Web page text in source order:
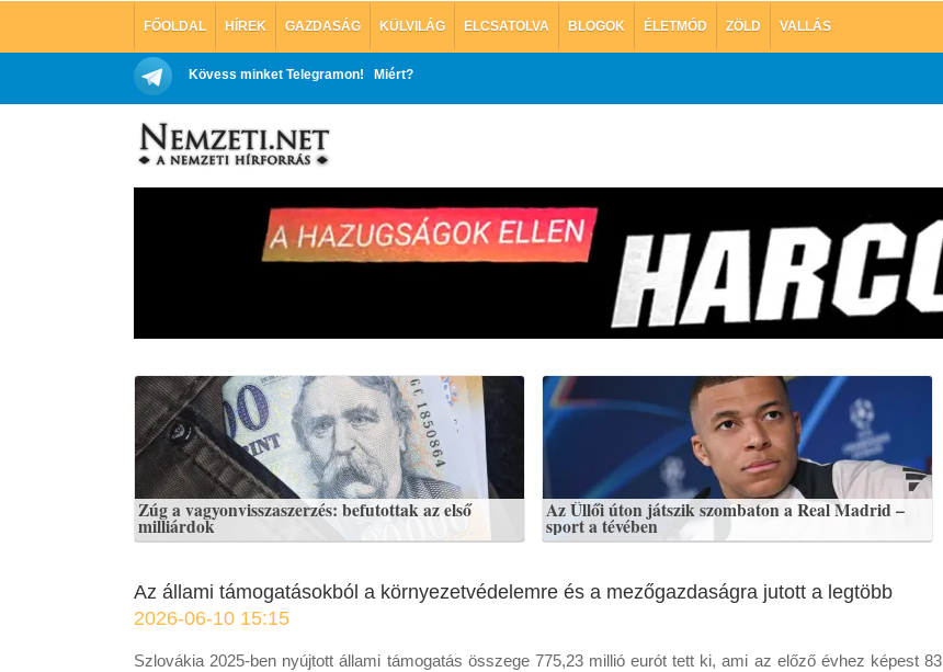
FŐOLDAL HÍREK GAZDASÁG KÜLVILÁG ELCSATOLVA BLOGOK ÉLETMÓD ZÖLD VALLÁS
Kövess minket Telegramon! Miért?
Zúg a vagyonvisszaszerzés: befutottak az első
milliárdok
Az Üllői úton játszik szombaton a Real Madrid –
sport a tévében
Az állami támogatásokból a környezetvédelemre és a mezőgazdaságra jutott a legtöbb
2026-06-10 15:15
Szlovákia 2025-ben nyújtott állami támogatás összege 775,23 millió eurót tett ki, ami az előző évhez képest 83